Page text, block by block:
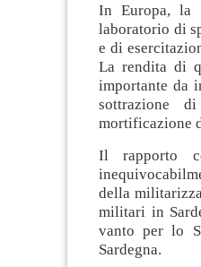
In Europa, la
laboratorio di
e di
La rendita di
importante da
sottrazione
mortificazione
Il rapporto
della
militari in
vanto per lo
Sardegna.